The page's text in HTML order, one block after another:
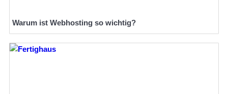
Warum ist Webhosting so wichtig?